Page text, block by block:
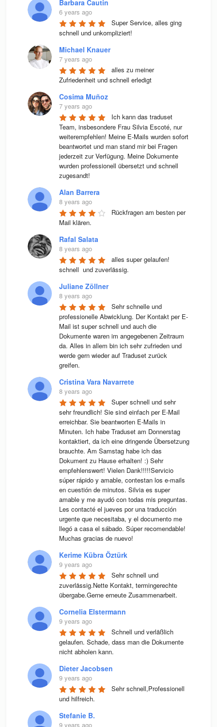
Barbara Cautin
6 years ago
Super Service, alles ging
schnell und unkompliziert!
Michael Knauer
7 years ago
alles zu meiner
Zufriedenheit und schnell erledigt
Cosima Muñoz
7 years ago
Ich kann das traduset
Team, insbesondere Frau Silvia Escoté, nur
weiterempfehlen! Meine E-Mails wurden sofort
beantwortet und man stand mir bei Fragen
jederzeit zur Verfügung. Meine Dokumente
wurden professionell übersetzt und schnell
zugesandt!
Alan Barrera
8 years ago
Rückfragen am besten per
Mail klären.
Rafal Salata
8 years ago
alles super gelaufen!
schnell  und zuverlässig.
Juliane Zöllner
8 years ago
Sehr schnelle und
professionelle Abwicklung. Der Kontakt per E-
Mail ist super schnell und auch die
Dokumente waren im angegebenen Zeitraum
da. Alles in allem bin ich sehr zufrieden und
werde gern wieder auf Traduset zurück
greifen.
Cristina Vara Navarrete
8 years ago
Super schnell und sehr
sehr freundlich! Sie sind einfach per E-Mail
erreichbar. Sie beantworten E-Mails in
Minuten. Ich habe Traduset am Donnerstag
kontaktiert, da ich eine dringende Übersetzung
brauchte. Am Samstag habe ich das
Dokument zu Hause erhalten! :) Sehr
empfehlenswert! Vielen Dank!!!!!Servicio
súper rápido y amable, contestan los e-mails
en cuestión de minutos. Silvia es super
amable y me ayudó con todas mis preguntas.
Les contacté el jueves por una traducción
urgente que necesitaba, y el documento me
llegó a casa el sábado. Súper recomendable!
Muchas gracias de nuevo!
Kerime Kübra Öztürk
9 years ago
Sehr schnell und
zuverlässig.Nette Kontakt, termingerechte
übergabe.Gerne erneute Zusammenarbeit.
Cornelia Elstermann
9 years ago
Schnell und verläßlich
gelaufen. Schade, dass man die Dokumente
nicht abholen kann.
Dieter Jacobsen
9 years ago
Sehr schnell,Professionell
und hilfreich.
Stefanie B.
9 years ago